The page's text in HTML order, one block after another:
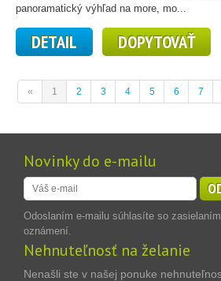
panoramatický výhľad na more, mo...
DETAIL DOPYTOVAŤ
« 1 2 3 4 5 6 7
Novinky do e-mailu
Odoslaním e-mailu súhlasíte so
oznámení.
Nehnuteľnosť na želanie
Nenašli ste v našej ponuke